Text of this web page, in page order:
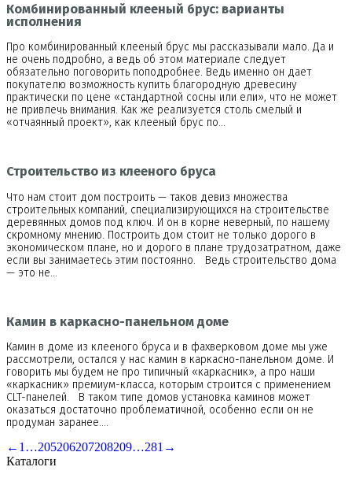
Комбинированный клееный брус: варианты
исполнения
Про комбинированный клееный брус мы рассказывали мало. Да и
не очень подробно, а ведь об этом материале следует
обязательно поговорить поподробнее. Ведь именно он дает
покупателю возможность купить благородную древесину
практически по цене «стандартной сосны или ели», что не может
не привлечь внимания. Как же реализуется столь смелый и
«отчаянный проект», как клееный брус по…
Строительство из клееного бруса
Что нам стоит дом построить — таков девиз множества
строительных компаний, специализирующихся на строительстве
деревянных домов под ключ. И он в корне неверный, по нашему
скромному мнению. Построить дом стоит не только дорого в
экономическом плане, но и дорого в плане трудозатратном, даже
если вы занимаетесь этим постоянно. Ведь строительство дома
— это не…
Камин в каркасно-панельном доме
Камин в доме из клееного бруса и в фахверковом доме мы уже
рассмотрели, остался у нас камин в каркасно-панельном доме. И
говорить мы будем не про типичный «каркасник», а про наши
«каркасник» премиум-класса, которым строится с применением
CLT-панелей. В таком типе домов установка каминов может
оказаться достаточно проблематичной, особенно если он не
продуман заранее.…
← 1 …205206207208209…281 →
Каталоги